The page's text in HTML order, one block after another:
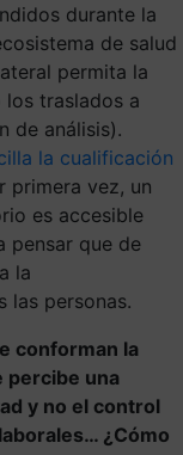
durante la
de salud
permita la
traslados a
de análisis).
la cualificación
primera vez, un
es accesible
pensar que de
la
las personas.
conforman la
percibe una
y no el control
¿Cómo